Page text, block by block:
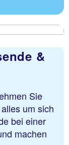
&
Sie
um sich
bei einer
machen